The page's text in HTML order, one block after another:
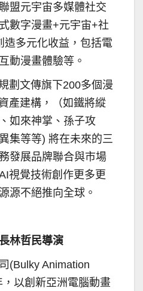
盟元宇宙多媒體社交
數字漫畫+元宇宙+社
造多元化收益，包括電
動漫畫體驗等。
劃文傳旗下200多個漫
產建構，（如鐵將縱
如來神掌、孫子攻
集等等) 將在未來的三
發展品牌聯合與市場
視覺技術創作更多更
源不絕推向全球。
林哲民導演
(Bulky Animation
以創新亞洲電腦動畫